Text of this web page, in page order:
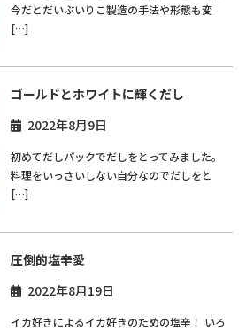
今だとだいぶいりこ製造の手法や形態も変
[…]
ゴールドとホワイトに輝くだし
2022年8月9日
初めてだしパックでだしをとってみました。
料理をいっさいしない自分なのでだしをと
[…]
圧倒的塩辛愛
2022年8月19日
イカ好きによるイカ好きのための塩辛！ いろ